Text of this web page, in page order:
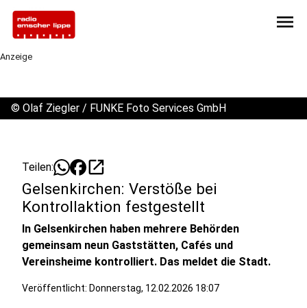
menu
Anzeige
© Olaf Ziegler / FUNKE Foto Services GmbH
Teilen: open_in_new
Gelsenkirchen: Verstöße bei
Kontrollaktion festgestellt
In Gelsenkirchen haben mehrere Behörden
gemeinsam neun Gaststätten, Cafés und
Vereinsheime kontrolliert. Das meldet die Stadt.
Veröffentlicht: Donnerstag, 12.02.2026 18:07